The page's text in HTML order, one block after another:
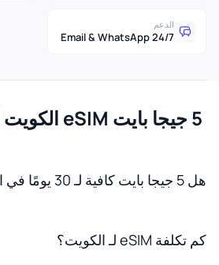
الدعم
24/7 Email & WhatsApp
5 جيجا بايت eSIM الكويت الأسئلة الشائعة
هل 5 جيجا بايت كافية لـ 30 يومًا في الكويت؟
كم تكلفة eSIM لـ الكويت؟